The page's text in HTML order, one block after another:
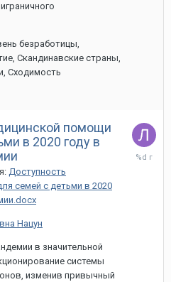
безработицы,
Скандинавские страны,
Сходимость
помощи
в 2020 году в
Доступность
семей с детьми в 2020
Нацун
в значительной
системы
изменив привычный
30